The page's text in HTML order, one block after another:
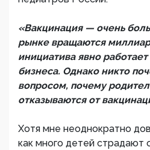
«Вакцинация — очень
рынке вращаются
инициатива явно работает
бизнеса. Однако никто
вопросом, почему
отказываются от
Хотя мне неоднократно
как много детей страдают